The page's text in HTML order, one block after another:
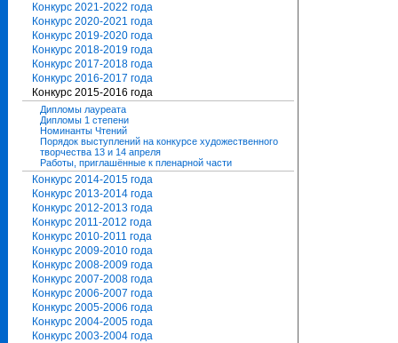
Конкурс 2021-2022 года
Конкурс 2020-2021 года
Конкурс 2019-2020 года
Конкурс 2018-2019 года
Конкурс 2017-2018 года
Конкурс 2016-2017 года
Конкурс 2015-2016 года
Дипломы лауреата
Дипломы 1 степени
Номинанты Чтений
Порядок выступлений на конкурсе художественного
творчества 13 и 14 апреля
Работы, приглашённые к пленарной части
Конкурс 2014-2015 года
Конкурс 2013-2014 года
Конкурс 2012-2013 года
Конкурс 2011-2012 года
Конкурс 2010-2011 года
Конкурс 2009-2010 года
Конкурс 2008-2009 года
Конкурс 2007-2008 года
Конкурс 2006-2007 года
Конкурс 2005-2006 года
Конкурс 2004-2005 года
Конкурс 2003-2004 года